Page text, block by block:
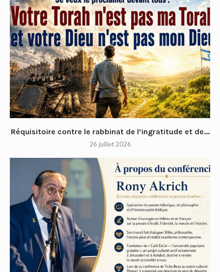
Réquisitoire contre le rabbinat de l’ingratitude et de...
26 juillet 2026